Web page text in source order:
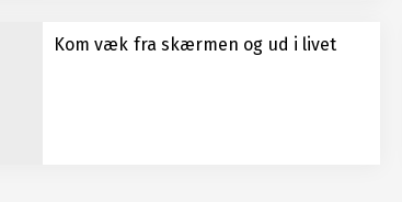
Kom væk fra skærmen og ud i livet